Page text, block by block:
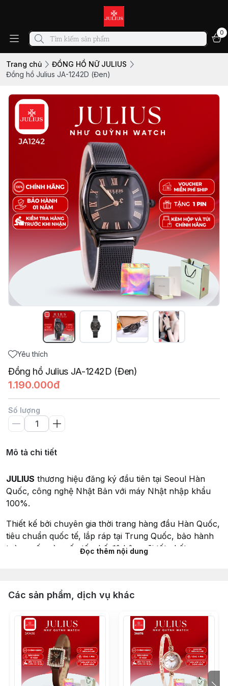
0
Trang chủ
ĐỒNG HỒ NỮ JULIUS
Đồng hồ Julius JA-1242D (Đen)
Yêu thích
Đồng hồ Julius JA-1242D (Đen)
1.190.000đ
Số lượng
Mô tả chi tiết
JULIUS thương hiệu đăng ký đầu tiên tại Seoul Hàn
Quốc, công nghệ Nhật Bản với máy Nhật nhập khẩu
100%.
Thiết kế bởi chuyên gia thời trang hàng đầu Hàn Quốc,
tiêu chuẩn quốc tế, lắp ráp tại Trung Quốc, bảo hành
toàn quốc và quốc tế, chế độ hậu mãi tốt nhất.
Thương hiệu: JULIUS
Dành cho:Nữ giới, yêu thích thời trang và phá cách
Chất liệu dây:Dây thép không gỉ
Chất liệu mặt kính:Mặt kính khoáng cao cấp trong
Đọc thêm nội dung
Các sản phẩm, dịch vụ khác